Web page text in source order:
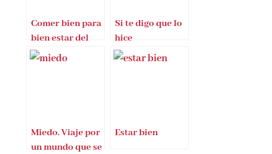
Comer bien para
bien estar del
Doctor Nicolás
Si te digo que lo
hice
Miedo. Viaje por
un mundo que se
Estar bien